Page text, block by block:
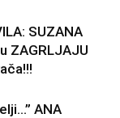
SUZANA
ZAGRLJAJU
ANA